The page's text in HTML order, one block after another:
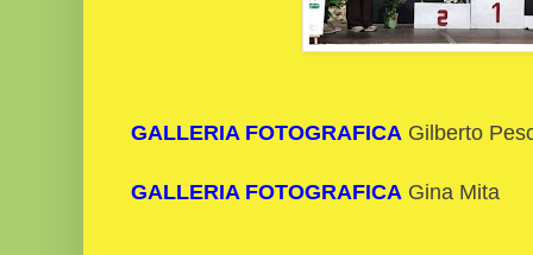
GALLERIA FOTOGRAFICA Gilberto
GALLERIA FOTOGRAFICA Gina Mita